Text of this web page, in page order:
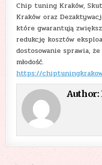
Chip tuning Kraków,
Kraków oraz
które gwarantują
redukcję kosztów
dostosowanie sprawia,
młodość.
https://
Author: